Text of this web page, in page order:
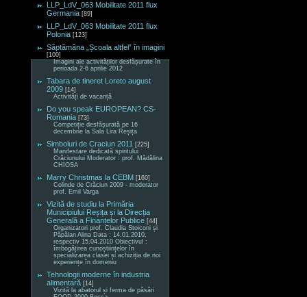
LLP_LdV_063 Mobilitate 2011 flux
Germania [89]
LLP_LdV_063 Mobilitate 2011 flux
Polonia [123]
Săptămâna „Școala altfel” în imagini
[100]
Imagini ale activităților desfășurate în
perioada 2-6 aprilie 2012
Tabara de tineret Loreto august
2009 [14]
Activități de vacanță
Do you speak EUROPEAN? CS-
Romania [73]
Competiție desfășurată pe 16
decembrie la Sala Lira Reșița
Simboluri de Craciun 2011 [225]
Manifestare dedicată spiritului
Crăciunului Moderator : prof. Mădălina
CHIOSA
Marry Christmas la CEBM [160]
Colinde de Crăciun 2009 - moderator
prof. Emil Varga
Vizită de studiu la Primăria
Municipiului Reșița și la Direcția
Generală a Finanțelor Publice [44]
Organizatori prof. Claudia Stoiconi și
Păpălan Alina Data : 14.01.2010,
respectiv 15.04.2010 Obiectivul :
îmbogățirea cunoștiințelor în
specializarea clasei și achiziția de noi
experiențe în domeniu
Tehnologii moderne în industria
alimentară [14]
Vizită la abatorul și ferma de păsări